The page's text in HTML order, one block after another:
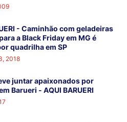
- Caminhão com geladeiras
a Black Friday em MG é
quadrilha em SP
2018
juntar apaixonados por
Barueri - AQUI BARUERI